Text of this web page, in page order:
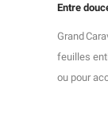
Entre
Grand
feuilles
ou pour